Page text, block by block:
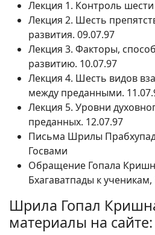
Лекция 1. Контроль
Лекция 2. Шесть
развития. 09.07.97
Лекция 3. Факторы,
развитию. 10.07.97
Лекция 4. Шесть видов
между преданными.
Лекция 5. Уровни
преданных. 12.07.97
Письма Шрилы
Госвами
Обращение Гопала
Бхагаватпады к ученикам,
Шрила Гопал
материалы на сайте: